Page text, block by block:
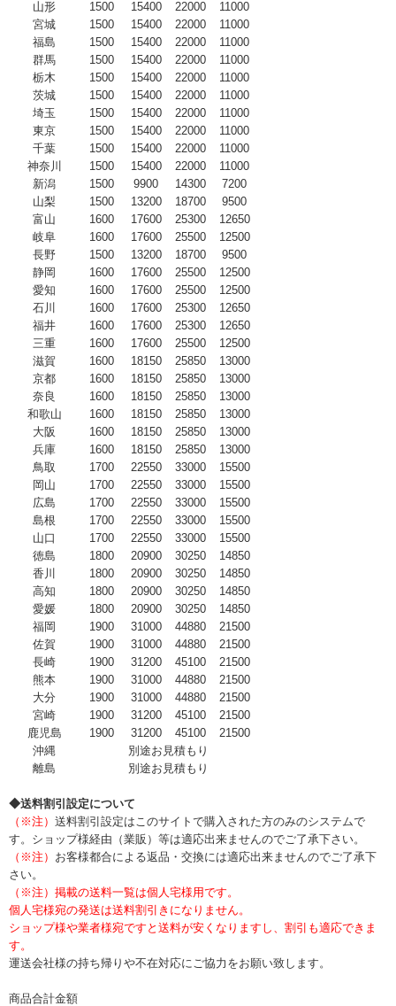
山形
1500 15400 22000
11000
宮城
1500 15400 22000
11000
福島
1500 15400 22000
11000
群馬
1500 15400 22000
11000
栃木
1500 15400 22000
11000
茨城
1500 15400 22000
11000
埼玉
1500 15400 22000
11000
東京
1500 15400 22000
11000
千葉
1500 15400 22000
11000
神奈川
1500 15400 22000
11000
新潟
1500 9900 14300
7200
山梨
1500 13200 18700
9500
富山
1600 17600 25300
12650
岐阜
1600 17600 25500
12500
長野
1500 13200 18700
9500
静岡
1600 17600 25500
12500
愛知
1600 17600 25500
12500
石川
1600 17600 25300
12650
福井
1600 17600 25300
12650
三重
1600 17600 25500
12500
滋賀
1600 18150 25850
13000
京都
1600 18150 25850
13000
奈良
1600 18150 25850
13000
和歌山
1600 18150 25850
13000
大阪
1600 18150 25850
13000
兵庫
1600 18150 25850
13000
鳥取
1700 22550 33000
15500
岡山
1700 22550 33000
15500
広島
1700 22550 33000
15500
島根
1700 22550 33000
15500
山口
1700 22550 33000
15500
徳島
1800 20900 30250
14850
香川
1800 20900 30250
14850
高知
1800 20900 30250
14850
愛媛
1800 20900 30250
14850
福岡
1900 31000 44880
21500
佐賀
1900 31000 44880
21500
長崎
1900 31200 45100
21500
熊本
1900 31000 44880
21500
大分
1900 31000 44880
21500
宮崎
1900 31200 45100
21500
鹿児島
1900 31200 45100
21500
沖縄
別途お見積もり
離島
別途お見積もり
◆送料割引設定について
（※注） 送料割引設定はこのサイトで購入された方のみのシステムで
す。ショップ様経由（業販）等は適応出来ませんのでご了承下さい。
（※注） お客様都合による返品・交換には適応出来ませんのでご了承下
さい。
（※注）掲載の送料一覧は個人宅様用です。
個人宅様宛の発送は送料割引きになりません。
ショップ様や業者様宛ですと送料が安くなりますし、割引も適応できま
す。
運送会社様の持ち帰りや不在対応にご協力をお願い致します。
商品合計金額